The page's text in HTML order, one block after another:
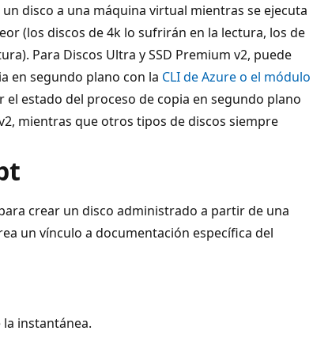
disco a una máquina virtual mientras se ejecuta
(los discos de 4k lo sufrirán en la lectura, los de
Para Discos Ultra y SSD Premium v2, puede
en segundo plano con la CLI de Azure o el módulo
el estado del proceso de copia en segundo plano
mientras que otros tipos de discos siempre
crear un disco administrado a partir de una
un vínculo a documentación específica del
instantánea.